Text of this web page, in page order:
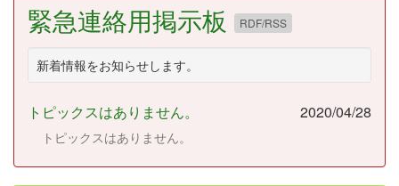
緊急連絡用掲示板 RDF/RSS
新着情報をお知らせします。
トピックスはありません。 2020/04/28
トピックスはありません。